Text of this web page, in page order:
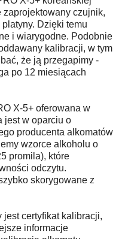
czujnik,
Dzięki temu
i wiarygodne. Podobnie
kalibracji, w tym
że ją przegapimy -
po 12 miesiącach
X-5+ oferowana w
jest w oparciu o
producenta alkomatów
wzorce alkoholu o
promila), które
odczytu.
skorygowane z
certyfikat kalibracji,
informacje